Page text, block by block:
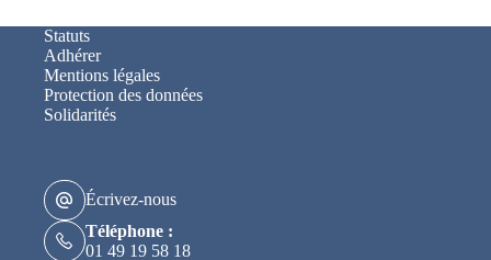
Statuts
Adhérer
Mentions légales
Protection des données
Solidarités
Écrivez-nous
Téléphone :
01 49 19 58 18